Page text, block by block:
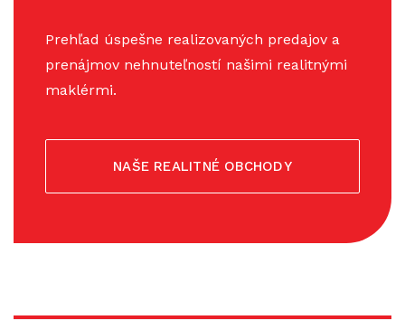
Prehľad úspešne realizovaných predajov a
prenájmov nehnuteľností našimi realitnými
maklérmi.
NAŠE REALITNÉ OBCHODY